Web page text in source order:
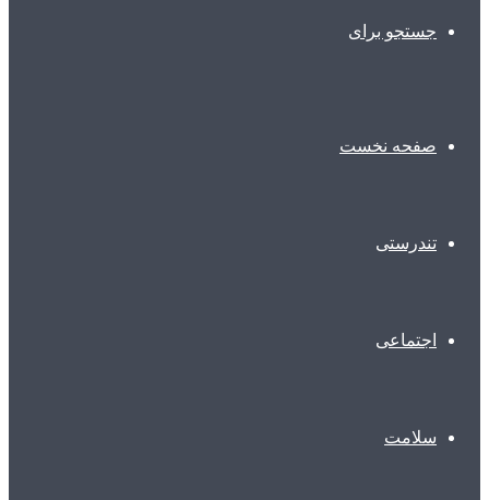
جستجو برای
صفحه نخست
تندرستی
اجتماعی
سلامت